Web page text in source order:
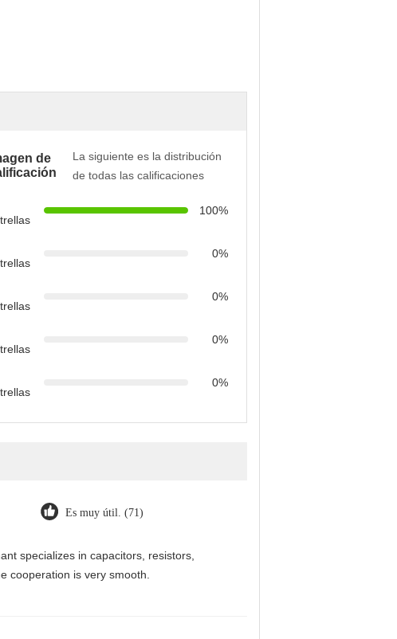
de
La siguiente es la distribución
de todas las calificaciones
100%
0%
0%
0%
0%
Es muy útil. (71)
specializes in capacitors, resistors,
cooperation is very smooth.